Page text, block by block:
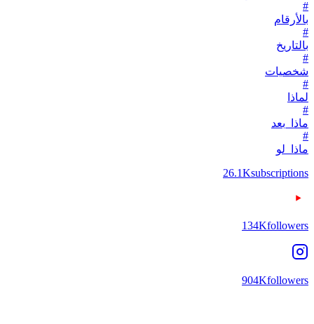
#
بالأرقام
#
بالتاريخ
#
شخصيات
#
لماذا
#
ماذا_بعد
#
ماذا_لو
26.1Ksubscriptions
134Kfollowers
904Kfollowers